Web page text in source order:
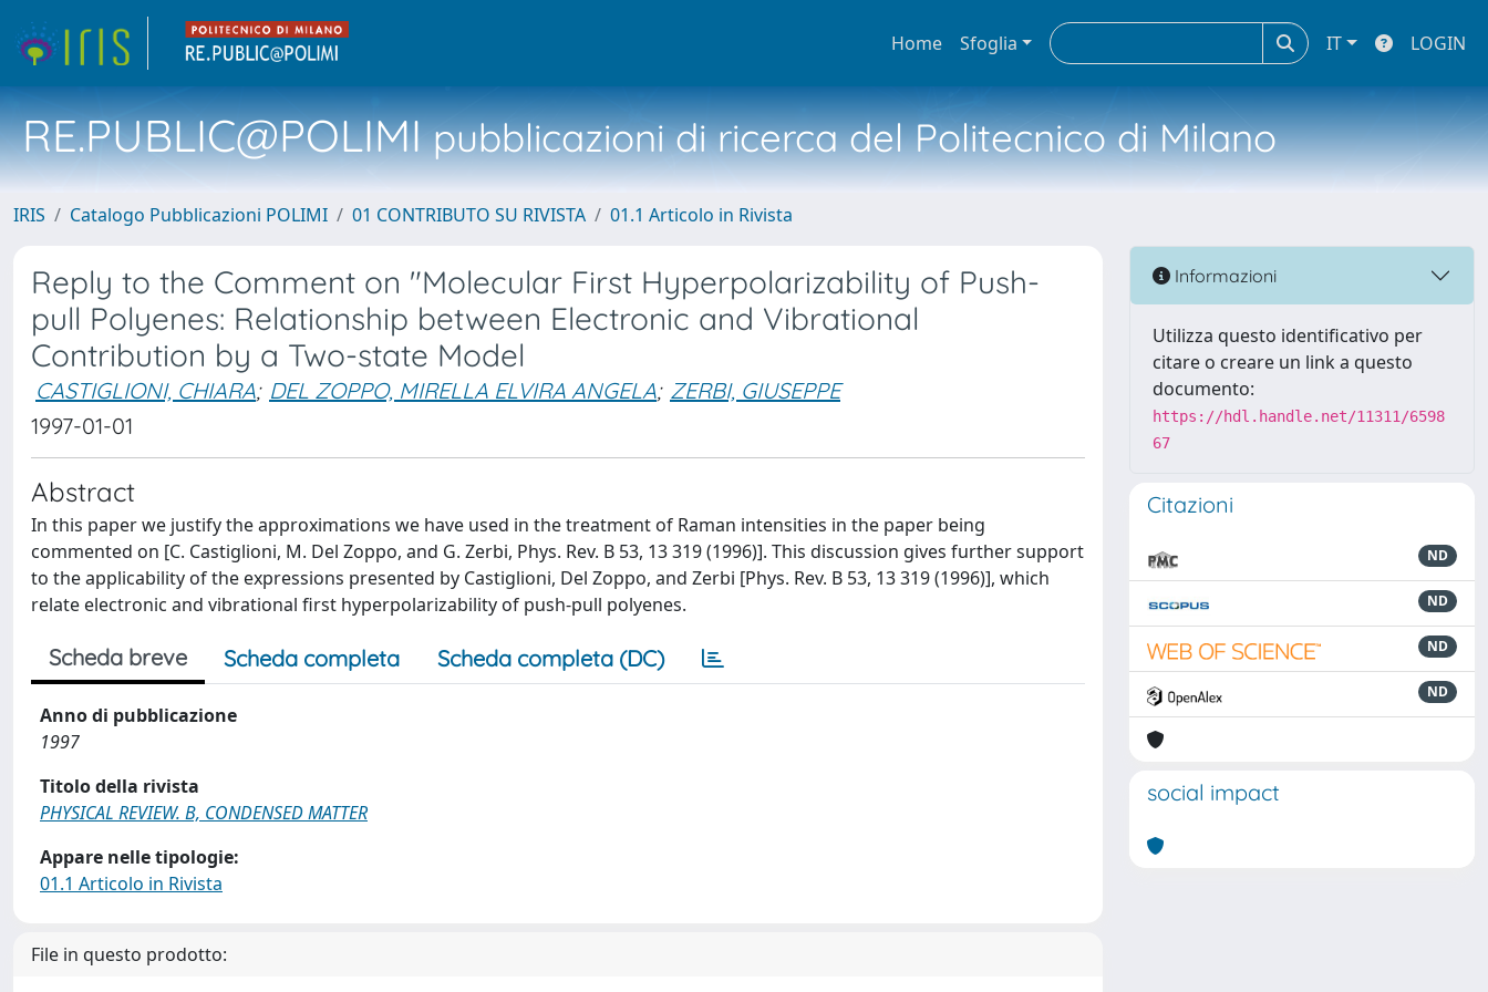
Home Sfoglia IT LOGIN
RE.PUBLIC@POLIMIpubblicazioni di ricerca del Politecnico di Milano
IRIS Catalogo Pubblicazioni POLIMI 01 CONTRIBUTO SU RIVISTA 01.1 Articolo in Rivista
Reply to the Comment on "Molecular First Hyperpolarizability of Push-
pull Polyenes: Relationship between Electronic and Vibrational
Contribution by a Two-state Model
CASTIGLIONI, CHIARA; DEL ZOPPO, MIRELLA ELVIRA ANGELA; ZERBI, GIUSEPPE
1997-01-01
Abstract
In this paper we justify the approximations we have used in the treatment of Raman intensities in the paper being
commented on [C. Castiglioni, M. Del Zoppo, and G. Zerbi, Phys. Rev. B 53, 13 319 (1996)]. This discussion gives further support
to the applicability of the expressions presented by Castiglioni, Del Zoppo, and Zerbi [Phys. Rev. B 53, 13 319 (1996)], which
relate electronic and vibrational first hyperpolarizability of push-pull polyenes.
Scheda breve Scheda completa Scheda completa (DC)
Anno di pubblicazione
1997
Titolo della rivista
PHYSICAL REVIEW. B, CONDENSED MATTER
Appare nelle tipologie:
01.1 Articolo in Rivista
File in questo prodotto:
Informazioni
Utilizza questo identificativo per
citare o creare un link a questo
documento:
https://hdl.handle.net/11311/6598
67
Citazioni
ND
ND
ND
ND
social impact